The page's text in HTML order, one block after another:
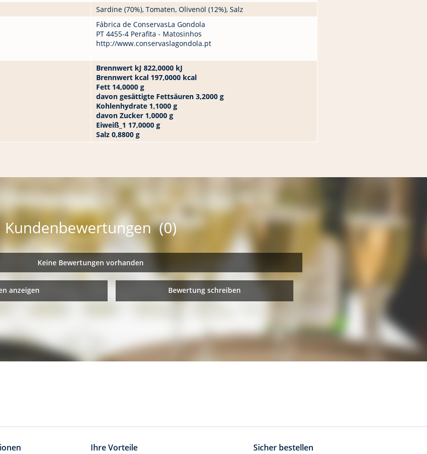
Sardine (70%), Tomaten, Olivenöl (12%), Salz
Fábrica de ConservasLa Gondola
PT 4455-4 Perafita - Matosinhos
http://www.conservaslagondola.pt
Brennwert kJ 822,0000 kJ
Brennwert kcal 197,0000 kcal
Fett 14,0000 g
davon gesättigte Fettsäuren 3,2000 g
Kohlenhydrate 1,1000 g
davon Zucker 1,0000 g
Eiweiß_1 17,0000 g
Salz 0,8800 g
Kundenbewertungen (0)
Keine Bewertungen vorhanden
anzeigen Bewertung schreiben
Ihre Vorteile Sicher bestellen